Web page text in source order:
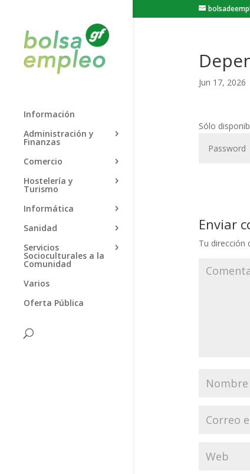
Información
Administración y
Finanzas
Comercio
Hostelería y
Turismo
Informática
Sanidad
Servicios
Socioculturales a la
Comunidad
Varios
Oferta Pública
Jun 17, 2026
Sólo
Enviar
Tu dirección